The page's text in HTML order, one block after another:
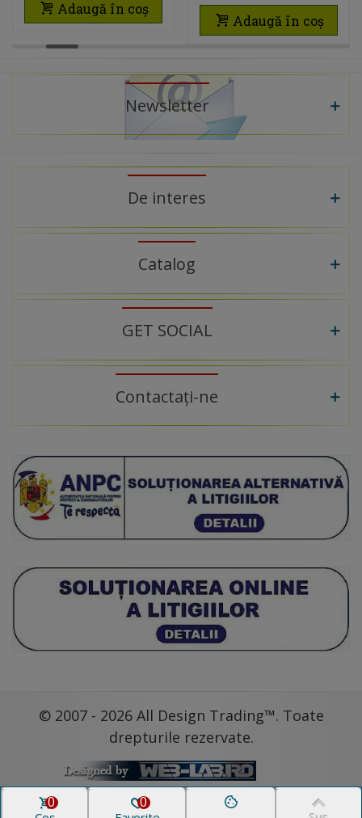
Adaugă în coș
Adaugă în coș
Newsletter
De interes
Catalog
GET SOCIAL
Contactați-ne
© 2007 - 2026 All Design Trading™. Toate
drepturile rezervate.
0 0